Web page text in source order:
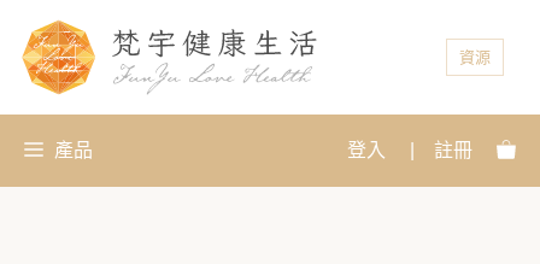
資源
產品 登入 註冊